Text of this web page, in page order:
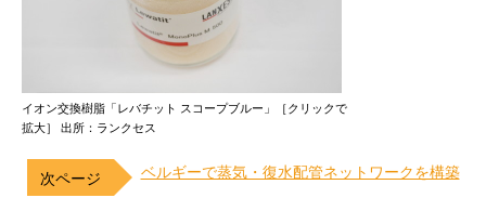
イオン交換樹脂「レバチット スコープブルー」［クリックで
拡大］ 出所：ランクセス
ベルギーで蒸気・復水配管ネットワークを構築